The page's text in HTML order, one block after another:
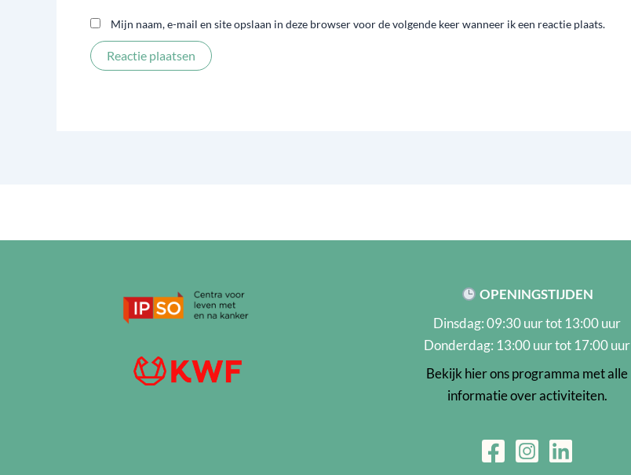
Mijn naam, e-mail en site opslaan in deze browser voor de volgende keer wanneer ik een reactie plaats.
OPENINGSTIJDEN
Dinsdag: 09:30 uur tot 13:00 uur
Donderdag: 13:00 uur tot 17:00 uur
Bekijk hier ons programma met alle
informatie over activiteiten.